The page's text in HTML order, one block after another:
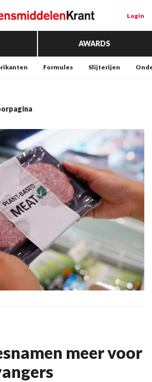
Login
AWARDS
Formules Slijterijen
meer voor